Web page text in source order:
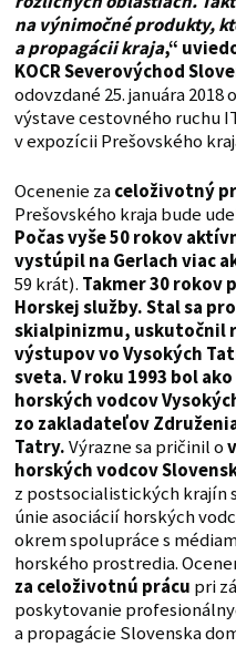
na výnimočné produkty,
a propagácii kraja,“
KOCR Severovýchod
odovzdané 25. januára 2018
výstave cestovného ruchu
v expozícii Prešovského
Ocenenie zaceloživotný
Prešovského kraja bude
Počas vyše 50 rokov
vystúpil na Gerlach viac
59 krát). Takmer 30 rokov
Horskej služby. Stal sa
skialpinizmu, uskutočnil
výstupov vo Vysokých
sveta. V roku 1993 bol
horských vodcov
zo zakladateľov
Tatry.Výrazne sa pričinil o
horských vodcov
z postsocialistických krajín
únie asociácií horských
okrem spolupráce s
horského prostredia.
za celoživotnú prácu pri
poskytovanie
a propagácie Slovenska